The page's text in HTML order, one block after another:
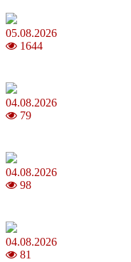
05.08.2026
1644
04.08.2026
79
04.08.2026
98
04.08.2026
81